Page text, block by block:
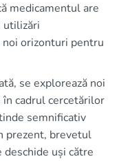
medicamentul are
utilizări
noi orizonturi pentru
se explorează noi
cadrul cercetărilor
semnificativ
prezent, brevetul
deschide uși către